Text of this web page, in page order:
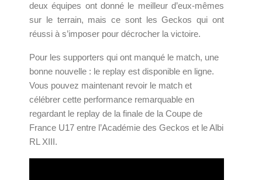
deux équipes ont donné le meilleur d’eux-mêmes
sur le terrain, mais ce sont les Geckos qui ont
réussi à s’imposer pour décrocher la victoire.
Pour les supporters qui ont manqué le match, une
bonne nouvelle : le replay est disponible en ligne.
Vous pouvez maintenant revoir le match et
célébrer cette performance remarquable en
regardant le replay de la finale de la Coupe de
France U17 entre l’Académie des Geckos et le Albi
RL XIII.